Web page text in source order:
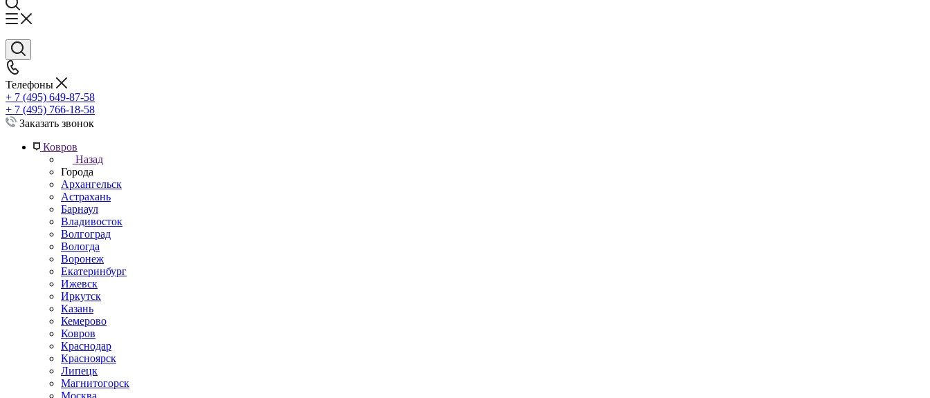
Телефоны
+ 7 (495) 649-87-58
+ 7 (495) 766-18-58
Заказать звонок
Ковров
Назад
Города
Архангельск
Астрахань
Барнаул
Владивосток
Волгоград
Вологда
Воронеж
Екатеринбург
Ижевск
Иркутск
Казань
Кемерово
Ковров
Краснодар
Красноярск
Липецк
Магнитогорск
Москва